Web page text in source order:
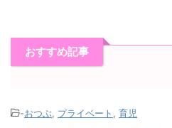
おすすめ記事
-おつぶ プライベート
育児